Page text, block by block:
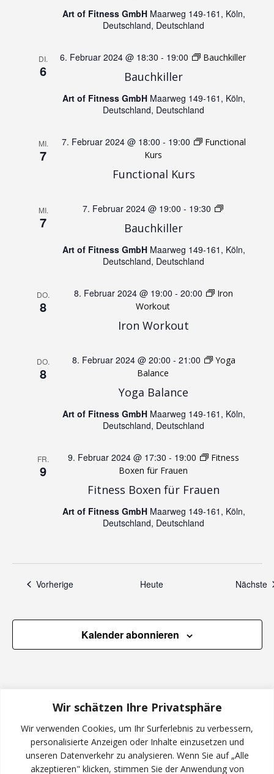
Wir schätzen Ihre Privatsphäre
Wir verwenden Cookies, um Ihr Surferlebnis zu verbessern,
personalisierte Anzeigen oder Inhalte einzusetzen und
unseren Datenverkehr zu analysieren. Wenn Sie auf „Alle
akzeptieren" klicken, stimmen Sie der Anwendung von
n
S
u
h
u
d
A
s
c
t
e
,
N
a
v
g
a
t
Art of Fitness GmbH Maarweg 149-161, Köln,
Deutschland, Deutschland
DI.
6 Bauchkiller
6. Februar 2024 @ 18:30 - 19:00 Bauchkiller
Art of Fitness GmbH Maarweg 149-161, Köln,
Deutschland, Deutschland
MI.
7
Functional Kurs
7. Februar 2024 @ 18:00 - 19:00
Functional
Kurs
MI.
7 Bauchkiller
7. Februar 2024 @ 19:00 - 19:30 Jumping
Art of Fitness GmbH Maarweg 149-161, Köln,
Deutschland, Deutschland
DO.
8
Iron Workout
8. Februar 2024 @ 19:00 - 20:00
Iron
Workout
DO.
8
Yoga Balance
8. Februar 2024 @ 20:00 - 21:00
Yoga
Balance
Art of Fitness GmbH Maarweg 149-161, Köln,
Deutschland, Deutschland
FR.
9
Fitness Boxen für Frauen
9. Februar 2024 @ 17:30 - 19:00
Fitness
Boxen für Frauen
Art of Fitness GmbH Maarweg 149-161, Köln,
Deutschland, Deutschland
VorherigeVeranstaltungen Heute Nächste
Kalender abonnieren
INSTAGRAM